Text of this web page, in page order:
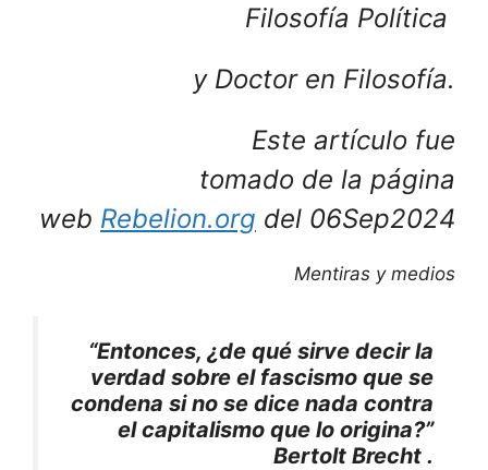
Filosofía Política
y Doctor en Filosofía.
Este artículo fue
tomado de la página
web Rebelion.org del 06Sep2024
Mentiras y medios
“Entonces, ¿de qué sirve decir la
verdad sobre el fascismo que se
condena si no se dice nada contra
el capitalismo que lo origina?”
Bertolt Brecht .